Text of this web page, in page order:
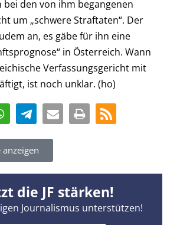
bei den von ihm begangenen
um „schwere Straftaten“. Der
an, es gäbe für ihn eine
in Österreich. Wann
Verfassungsgericht mit
ist noch unklar. (ho)
die JF stärken!
Journalismus unterstützen!